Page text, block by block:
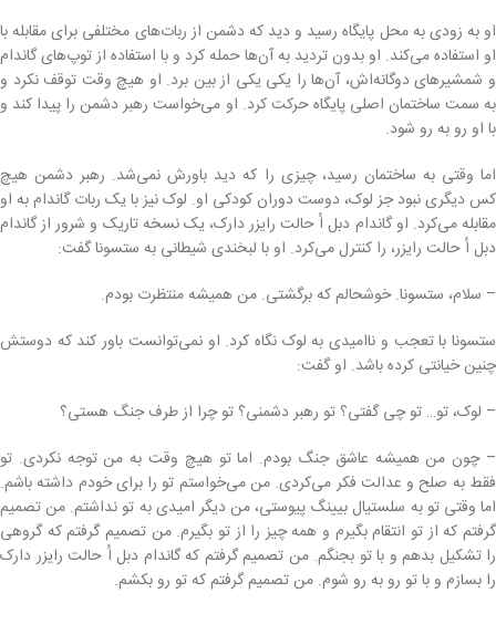
او به زودی به محل پایگاه رسید و دید که دشمن از ربات‌های مختلفی برای مقابله با
او استفاده می‌کند. او بدون تردید به آن‌ها حمله کرد و با استفاده از توپ‌های گاندام
و شمشیرهای دوگانه‌اش، آن‌ها را یکی یکی از بین برد. او هیچ وقت توقف نکرد و
به سمت ساختمان اصلی پایگاه حرکت کرد. او می‌خواست رهبر دشمن را پیدا کند و
با او رو به رو شود.
اما وقتی به ساختمان رسید، چیزی را که دید باورش نمی‌شد. رهبر دشمن هیچ
کس دیگری نبود جز لوک، دوست دوران کودکی او. لوک نیز با یک ربات گاندام به او
مقابله می‌کرد. او گاندام دبل اُ حالت رایزر دارک، یک نسخه تاریک و شرور از گاندام
دبل اُ حالت رایزر، را کنترل می‌کرد. او با لبخندی شیطانی به ستسونا گفت:
– سلام، ستسونا. خوشحالم که برگشتی. من همیشه منتظرت بودم.
ستسونا با تعجب و ناامیدی به لوک نگاه کرد. او نمی‌توانست باور کند که دوستش
چنین خیانتی کرده باشد. او گفت:
– لوک، تو… تو چی گفتی؟ تو رهبر دشمنی؟ تو چرا از طرف جنگ هستی؟
– چون من همیشه عاشق جنگ بودم. اما تو هیچ وقت به من توجه نکردی. تو
فقط به صلح و عدالت فکر می‌کردی. من می‌خواستم تو را برای خودم داشته باشم.
اما وقتی تو به سلستیال بیینگ پیوستی، من دیگر امیدی به تو نداشتم. من تصمیم
گرفتم که از تو انتقام بگیرم و همه چیز را از تو بگیرم. من تصمیم گرفتم که گروهی
را تشکیل بدهم و با تو بجنگم. من تصمیم گرفتم که گاندام دبل اُ حالت رایزر دارک
را بسازم و با تو رو به رو شوم. من تصمیم گرفتم که تو رو بکشم.